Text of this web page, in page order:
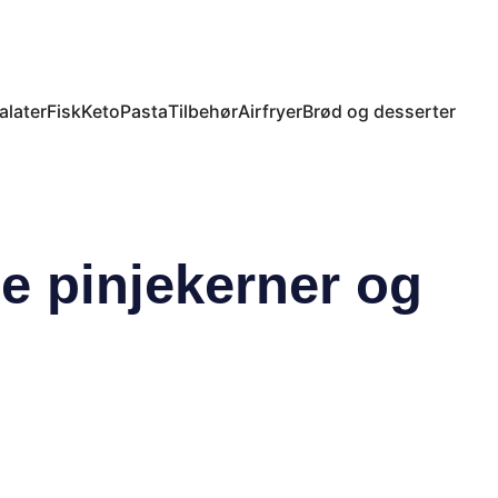
FiskKetoPastaTilbehørAirfryerBrød og desserter
pinjekerner og